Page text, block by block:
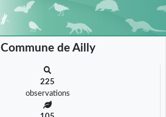
Commune de Ailly
225
observations